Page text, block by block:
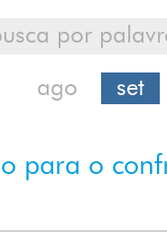
ago set
para o